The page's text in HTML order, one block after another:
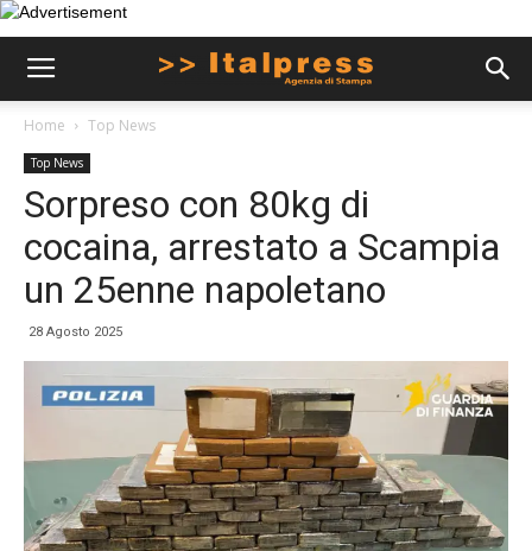
Home Top News
Top News
Sorpreso con 80kg di
cocaina, arrestato a Scampia
un 25enne napoletano
28 Agosto 2025